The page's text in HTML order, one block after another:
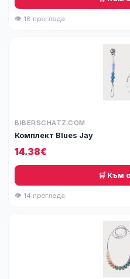
👁 18 прегледа
BIBERSCHATZ.COM
Комплект Blues Jay
14.38€
🛒 Към
👁 14 прегледа